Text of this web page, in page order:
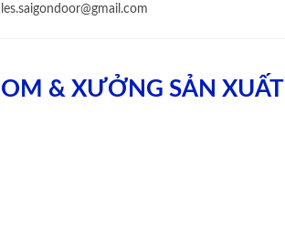
& XƯỞNG SẢN XUẤT